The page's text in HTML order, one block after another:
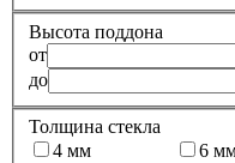
Высота поддона
от
до
Толщина стекла
4 мм
6